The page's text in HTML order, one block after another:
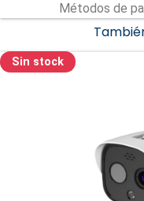
Métodos de
Sin stock